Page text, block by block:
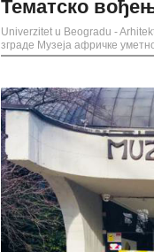
Тематско
Univerzitet u Beogradu -
зграде Музеја афричке